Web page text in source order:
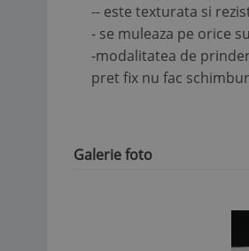
-- este texturata si
- se muleaza pe orice
-modalitatea de
pret fix nu fac
Galerie foto